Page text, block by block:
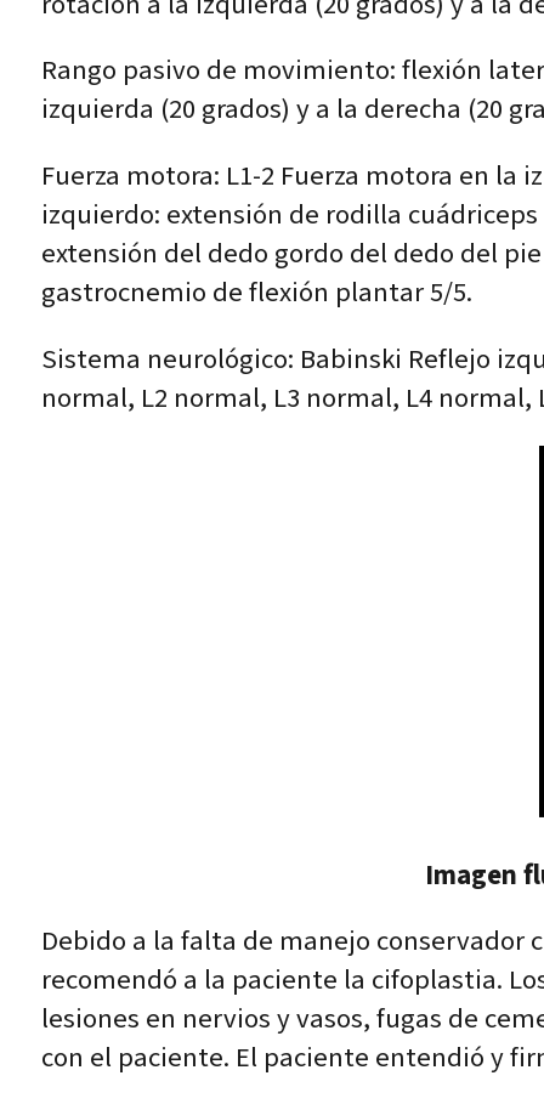
Rango pasivo de movimiento: flexión
izquierda (20 grados) y a la derecha (20
Fuerza motora: L1-2 Fuerza motora en la
izquierdo: extensión de rodilla
extensión del dedo gordo del dedo del
gastrocnemio de flexión plantar 5/5.
Sistema neurológico: Babinski Reflejo
normal, L2 normal, L3 normal, L4
Imagen
Debido a la falta de manejo conservador
recomendó a la paciente la cifoplastia.
lesiones en nervios y vasos, fugas de
con el paciente. El paciente entendió y